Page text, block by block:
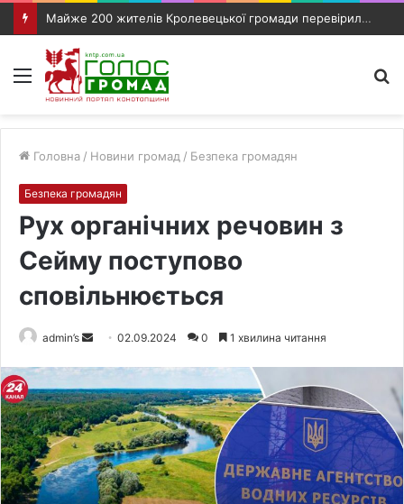
Майже 200 жителів Кролевецької громади перевірили слух під час виїзного прийому фахівців
Меню
Головна / Новини громад / Безпека громадян
Безпека громадян
Рух органічних речовин з
Сейму поступово
сповільнюється
admin’s
d
a
n
e
m
02.09.2024 0 1 хвилина читання